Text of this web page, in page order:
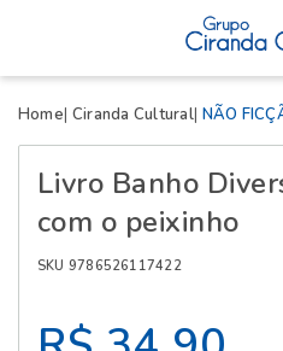
Home Ciranda Cultural NÃO
Livro Banho
com o peixinho
SKU 9786526117422